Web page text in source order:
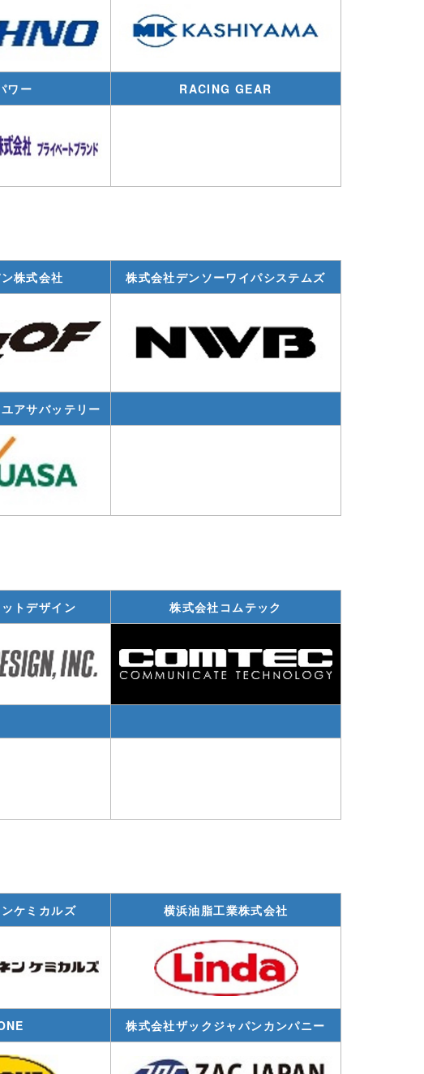
ワー RACING GEAR
株式会社 株式会社デンソーワイパシステムズ
アサバッテリー
トデザイン 株式会社コムテック
ケミカルズ 横浜油脂工業株式会社
株式会社ザックジャパンカンパニー